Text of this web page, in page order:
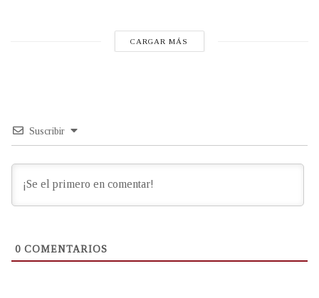
CARGAR MÁS
Suscribir
0 COMENTARIOS